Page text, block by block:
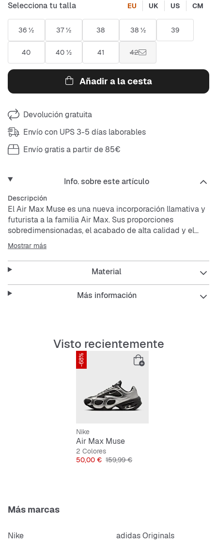
Selecciona tu talla EU UK US CM
36 ½ 37 ½ 38 38 ½ 39
40 40 ½ 41 42
Añadir a la cesta
Devolución gratuita
Envío con UPS 3-5 días laborables
Envío gratis a partir de 85€
Info. sobre este artículo
Descripción
El Air Max Muse es una nueva incorporación llamativa y
futurista a la familia Air Max. Sus proporciones
sobredimensionadas, el acabado de alta calidad y el
arco del pie sorprendentemente alto destacan la
tecnología Air que inspiró el nombre del zapato.
Prepárate. Comienza una nueva era de expresión.
La parte superior combina cuero sintético y textil para
un aspecto resistente y de múltiples capas.
En la lengüeta está el nuevo logo Air Max.
Mostrar más
Material
Más información
Visto recientemente
-68%
Nike
Air Max Muse
2 Colores
Precio
50,00 € Precio original
159,99 €
Más marcas
Nike
adidas Originals